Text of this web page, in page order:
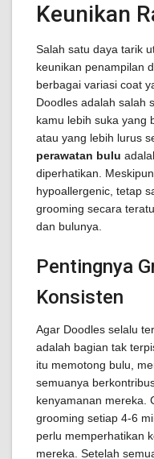
Keunikan
Salah satu daya tarik
keunikan penampilan
berbagai variasi coat
Doodles adalah salah
kamu lebih suka yang
atau yang lebih lurus
perawatan bulu
diperhatikan.
hypoallergenic, tetap
grooming secara
dan bulunya.
Pentingnya
Konsisten
Agar Doodles selalu
adalah bagian tak
itu memotong bulu,
semuanya
kenyamanan mereka.
grooming setiap 4-6
perlu memperhatikan
mereka. Setelah